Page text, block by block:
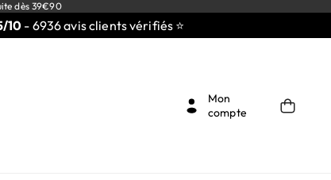
dès 39€90
avis clients vérifiés ⭐
Mon
compte